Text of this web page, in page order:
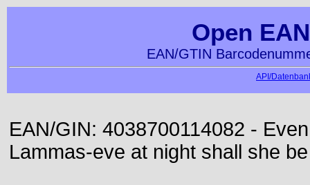
Open
EAN/GTIN
API/
EAN/GIN: 4038700114082 -
Lammas-eve at night shall she